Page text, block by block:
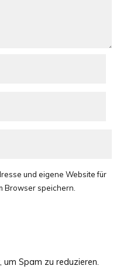
und eigene Website für
Browser speichern.
Spam zu reduzieren.